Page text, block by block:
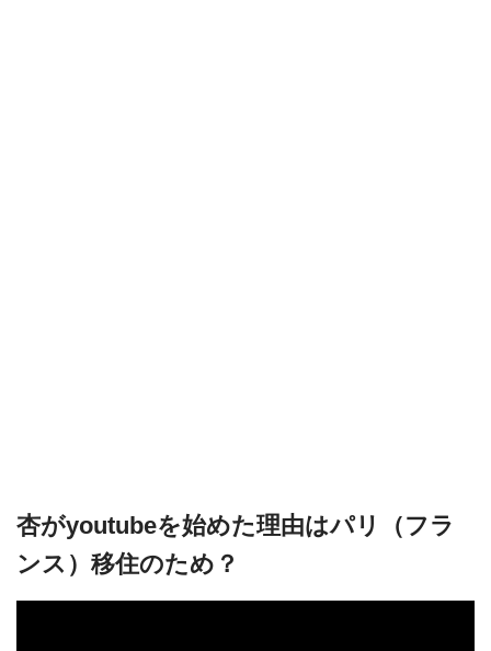
杏がyoutubeを始めた理由はパリ（フラ
ンス）移住のため？